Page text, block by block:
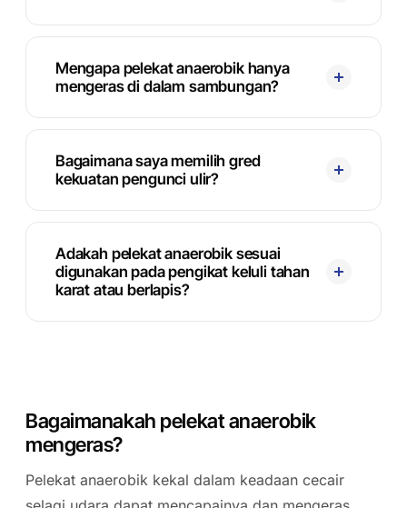
Mengapa pelekat anaerobik hanya
mengeras di dalam sambungan?
Bagaimana saya memilih gred
kekuatan pengunci ulir?
Adakah pelekat anaerobik sesuai
digunakan pada pengikat keluli tahan
karat atau berlapis?
Bagaimanakah pelekat anaerobik
mengeras?
Pelekat anaerobik kekal dalam keadaan cecair